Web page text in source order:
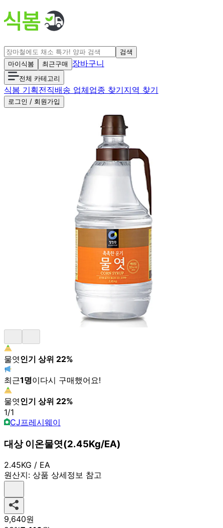
검색
마이식봄
최근구매 장바구니
전체 카테고리
식봄 기획전직배송 업체업종 찾기지역 찾기
로그인 / 회원가입
물엿인기 상위 22%
최근1명이다시 구매했어요!
물엿인기 상위 22%
1/1
CJ프레시웨이
대상 이온물엿(2.45Kg/EA)
2.45KG / EA
원산지: 상품 상세정보 참고
9,640원